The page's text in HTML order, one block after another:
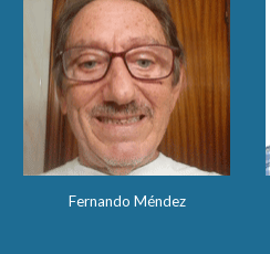
Fernando Méndez